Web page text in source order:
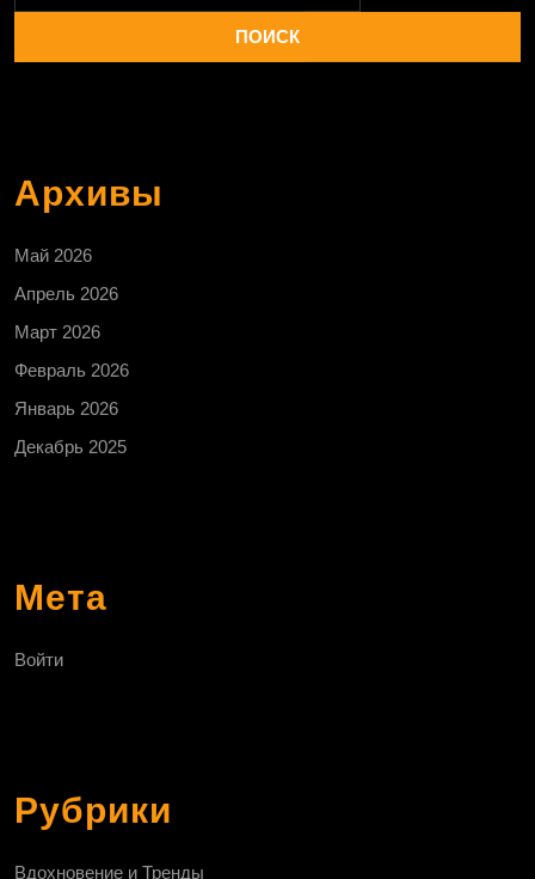
Архивы
Май 2026
Апрель 2026
Март 2026
Февраль 2026
Январь 2026
Декабрь 2025
Мета
Войти
Рубрики
Вдохновение и Тренды